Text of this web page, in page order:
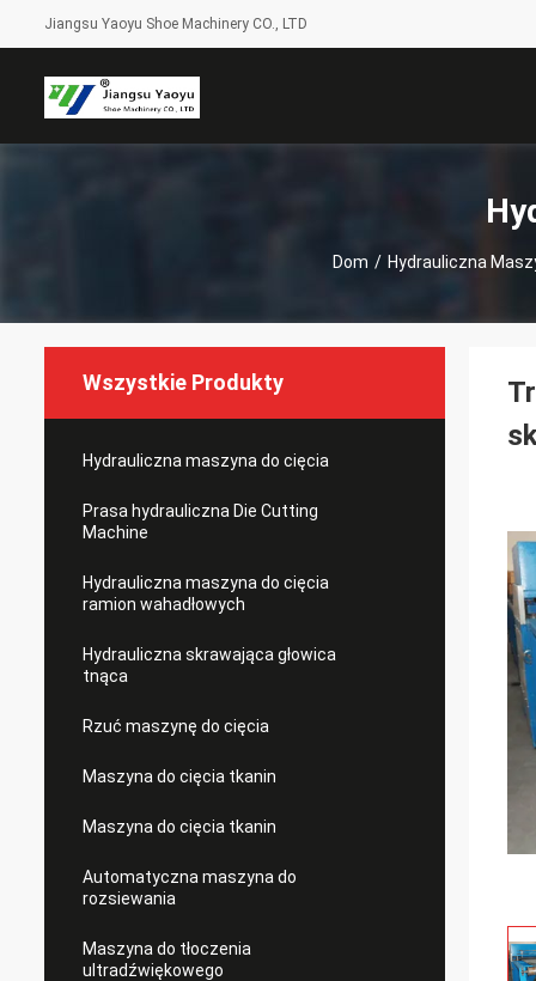
Jiangsu Yaoyu Shoe Machinery CO., LTD
Dom / Hydrauliczna
Wszystkie Produkty
Hydrauliczna maszyna do cięcia
Prasa hydrauliczna Die Cutting
Machine
Hydrauliczna maszyna do cięcia
ramion wahadłowych
Hydrauliczna skrawająca głowica
tnąca
Rzuć maszynę do cięcia
Maszyna do cięcia tkanin
Maszyna do cięcia tkanin
Automatyczna maszyna do
rozsiewania
Maszyna do tłoczenia
ultradźwiękowego